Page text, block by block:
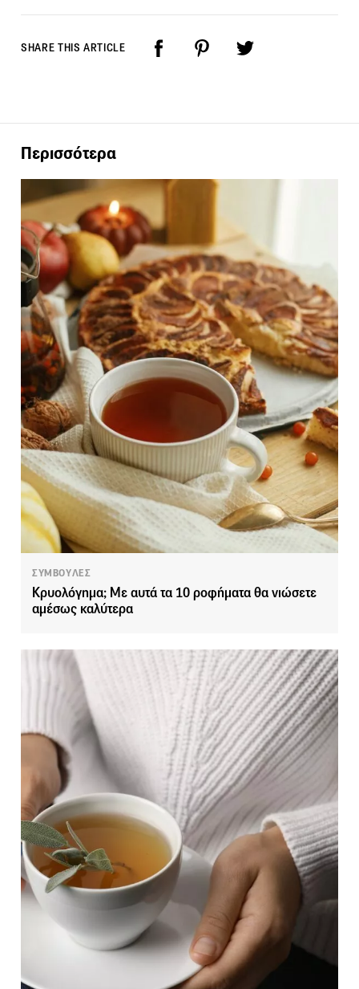
SHARE THIS ARTICLE
Περισσότερα
ΣΥΜΒΟΥΛΕΣ
Κρυολόγημα; Με αυτά τα 10 ροφήματα θα νιώσετε
αμέσως καλύτερα